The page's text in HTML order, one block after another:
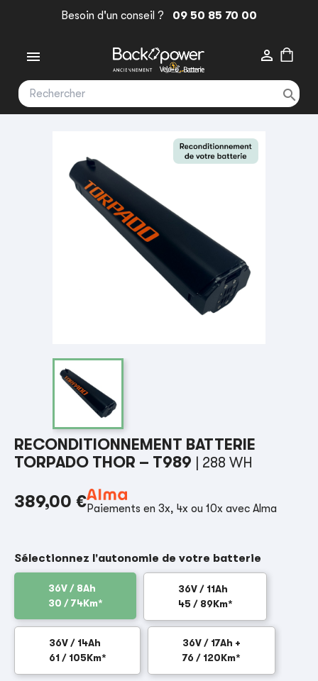
Besoin d'un conseil ? 09 50 85 70 00
 

RECONDITIONNEMENT BATTERIE
TORPADO THOR – T989
| 288 WH
389,00 €Paiements en 3x, 4x ou 10x avec Alma
Sélectionnez l'autonomie de votre batterie
36V / 8Ah
30 / 74Km*
36V / 11Ah
45 / 89Km*
36V / 14Ah
61 / 105Km*
36V / 17Ah +
76 / 120Km*